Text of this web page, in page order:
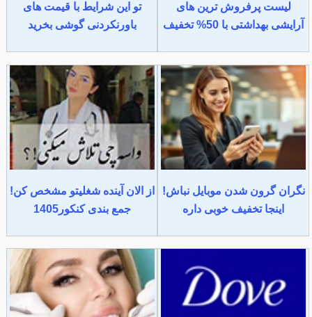
لیست پرفروش ترین های
آرایشی بهداشتی با 50% تخفیف
تو این شرایط با قیمت های
باورنکردنی گوشی بخرید
نگران گرون شدن موبایل نباش!
اینجا تخفیف خوبی داره
از الان آینده شغلیتو مشخص کن!
جمع بندی کنکور1405